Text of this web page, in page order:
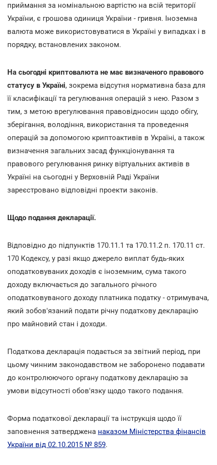
приймання за номінальною вартістю на всій території
України, є грошова одиниця України - гривня. Іноземна
валюта може використовуватися в Україні у випадках і в
порядку, встановлених законом.
На сьогодні криптовалюта не має визначеного правового
статусу в Україні, зокрема відсутня нормативна база для
її класифікації та регулювання операцій з нею. Разом з
тим, з метою врегулювання правовідносин щодо обігу,
зберігання, володіння, використання та проведення
операцій за допомогою криптоактивів в Україні, а також
визначення загальних засад функціонування та
правового регулювання ринку віртуальних активів в
Україні на сьогодні у Верховній Раді України
зареєстровано відповідні проекти законів.
Щодо подання декларації.
Відповідно до підпунктів 170.11.1 та 170.11.2 п. 170.11 ст.
170 Кодексу, у разі якщо джерело виплат будь-яких
оподатковуваних доходів є іноземним, сума такого
доходу включається до загального річного
оподатковуваного доходу платника податку - отримувача,
який зобов'язаний подати річну податкову декларацію
про майновий стан і доходи.
Податкова декларація подається за звітний період, при
цьому чинним законодавством не заборонено подавати
до контролюючого органу податкову декларацію за
умови відсутності обов'язку щодо такого подання.
Форма податкової декларації та інструкція щодо її
заповнення затверджена наказом Міністерства фінансів
України від 02.10.2015 № 859.